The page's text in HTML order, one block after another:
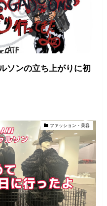
ソンの立ち上がりに初
ファッション・美容